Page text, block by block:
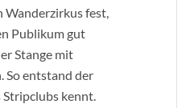
Wanderzirkus fest,
Publikum gut
Stange mit
So entstand der
Stripclubs kennt.